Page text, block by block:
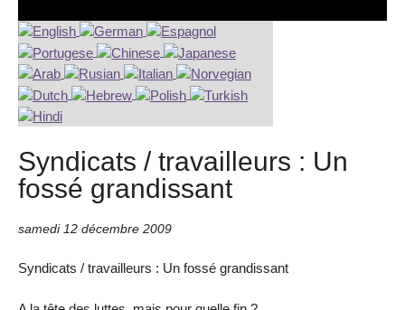
Syndicats / travailleurs : Un
fossé grandissant
samedi 12 décembre 2009
Syndicats / travailleurs : Un fossé grandissant